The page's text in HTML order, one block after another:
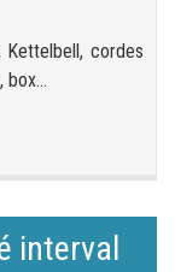
cordes
box…
interval